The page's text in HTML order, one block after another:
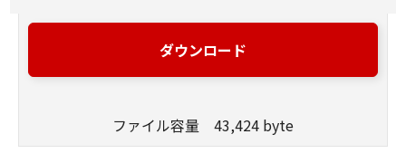
ン株式会社およびキヤノンのライセンサー
は、本ソフトウェアがユーザーの特定の目
がないこと、その他本ソフトウェアに関し
ダウンロード
ファイル容量 43,424 byte